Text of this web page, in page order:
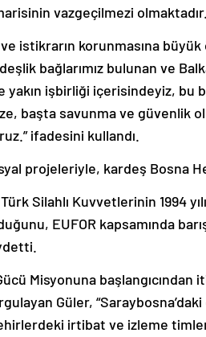
vazgeçilmezi
ve istikrarın korunmasına
bağlarımız bulunan ve
işbirliği içerisindeyiz, bu
başta savunma ve güvenlik
ifadesini kullandı.
projeleriyle, kardeş Bosna
Silahlı Kuvvetlerinin 1994
EUFOR kapsamında
Misyonuna başlangıcından
Güler,
irtibat ve izleme